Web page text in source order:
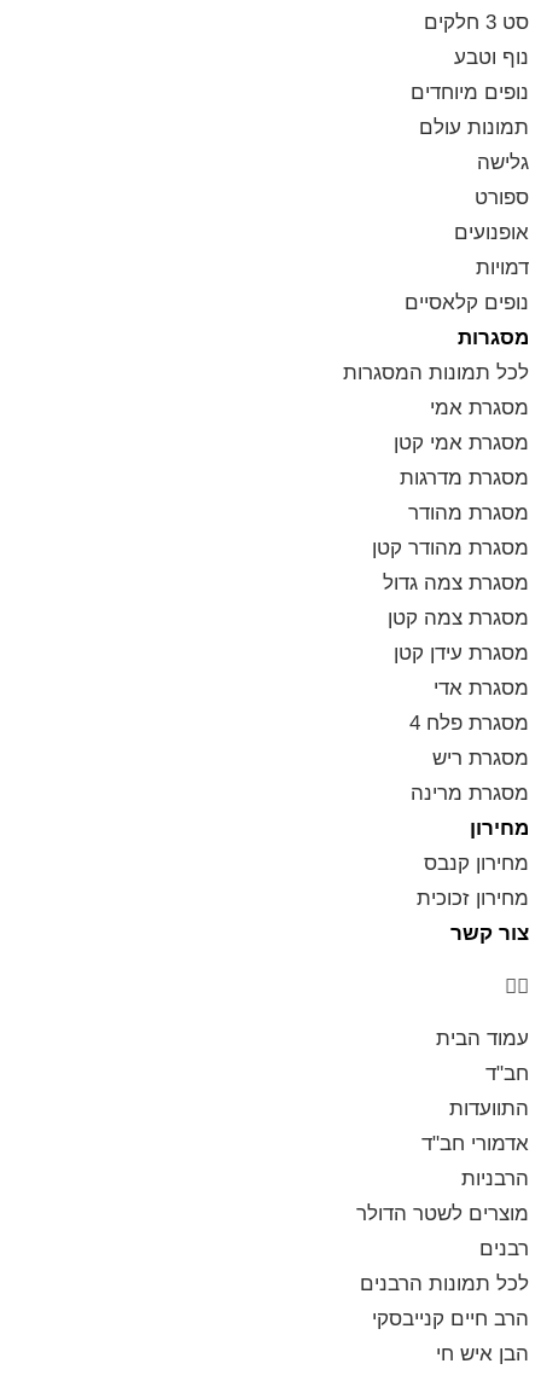
סט 3 חלקים
נוף וטבע
נופים מיוחדים
תמונות עולם
גלישה
ספורט
אופנועים
דמויות
נופים קלאסיים
מסגרות
לכל תמונות המסגרות
מסגרת אמי
מסגרת אמי קטן
מסגרת מדרגות
מסגרת מהודר
מסגרת מהודר קטן
מסגרת צמה גדול
מסגרת צמה קטן
מסגרת עידן קטן
מסגרת אדי
מסגרת פלח 4
מסגרת ריש
מסגרת מרינה
מחירון
מחירון קנבס
מחירון זכוכית
צור קשר
עמוד הבית
חב"ד
התוועדות
אדמורי חב"ד
הרבניות
מוצרים לשטר הדולר
רבנים
לכל תמונות הרבנים
הרב חיים קנייבסקי
הבן איש חי